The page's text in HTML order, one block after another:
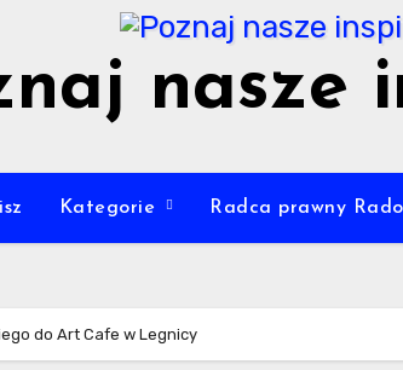
nasze
Kategorie Radca prawny
do Art Cafe w Legnicy